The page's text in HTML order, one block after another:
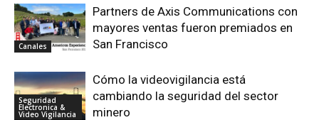
Canales
Partners de Axis Communications con
mayores ventas fueron premiados en
San Francisco
Seguridad
Electronica &
Video Vigilancia
Cómo la videovigilancia está
cambiando la seguridad del sector
minero